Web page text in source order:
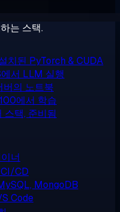
는 스택.
치된 PyTorch & CUDA
서 LLM 실행
버의 노트북
에서 학습
택, 준비됨
너
CD
MongoDB
Code